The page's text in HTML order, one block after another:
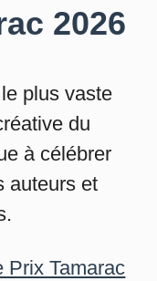
2026
plus vaste
du
à célébrer
auteurs et
Prix Tamarac